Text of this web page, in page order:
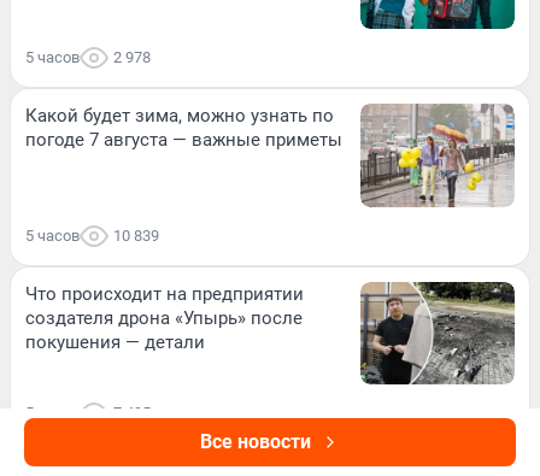
Все новости
5 часов 2 978
Какой будет зима, можно узнать по
погоде 7 августа — важные приметы
5 часов 10 839
Что происходит на предприятии
создателя дрона «Упырь» после
покушения — детали
5 часов 7 435